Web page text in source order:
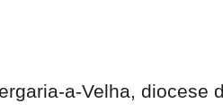
a-Velha, diocese